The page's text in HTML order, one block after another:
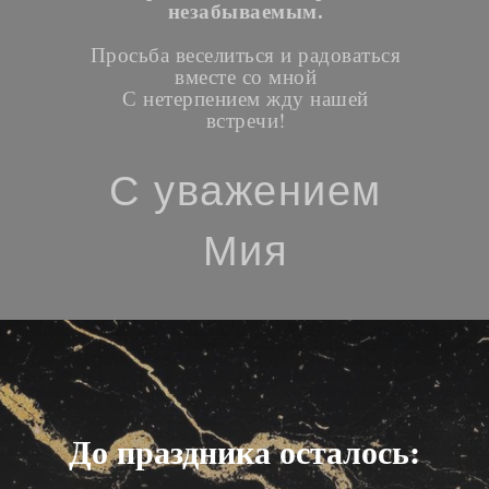
незабываемым.
Просьба веселиться и радоваться
вместе со мной
С нетерпением жду нашей
встречи!
С уважением
Мия
До праздника осталось: